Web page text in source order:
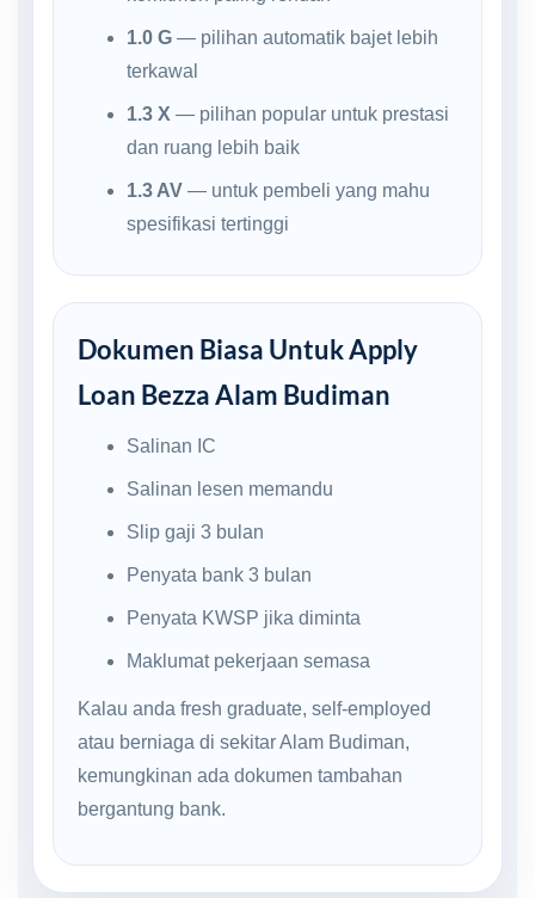
1.0 G— pilihan automatik bajet lebih
terkawal
1.3 X — pilihan popular untuk prestasi
dan ruang lebih baik
1.3 AV— untuk pembeli yang mahu
spesifikasi tertinggi
Dokumen Biasa Untuk Apply
Loan Bezza Alam Budiman
Salinan IC
Salinan lesen memandu
Slip gaji 3 bulan
Penyata bank 3 bulan
Penyata KWSP jika diminta
Maklumat pekerjaan semasa
Kalau anda fresh graduate, self-employed
atau berniaga di sekitar Alam Budiman,
kemungkinan ada dokumen tambahan
bergantung bank.